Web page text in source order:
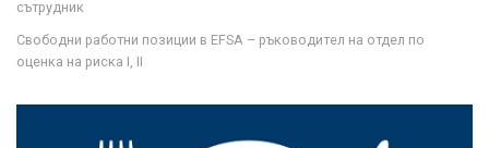
сътрудник
Свободни работни позиции в EFSA – ръководител на отдел по
оценка на риска I, II